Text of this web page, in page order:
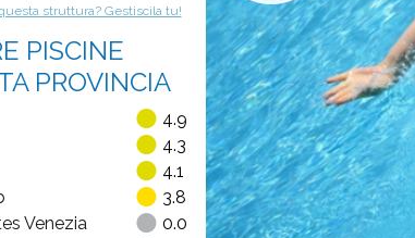
struttura? Gestiscila tu!
PISCINE
PROVINCIA
4.9
4.3
4.1
3.8
Venezia
0.0